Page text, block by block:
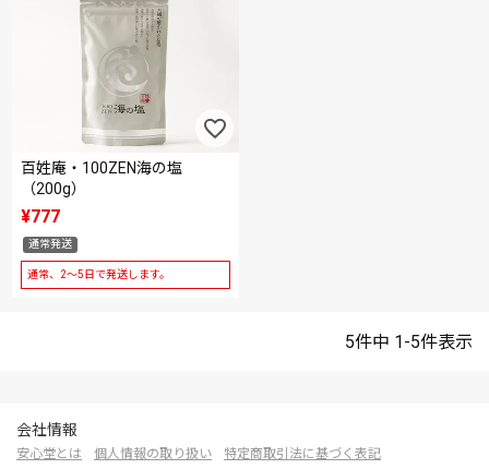
百姓庵・100ZEN海の塩
（200g）
¥777
通常発送
通常、2～5日で発送します。
5件中 1-5件表示
会社情報
安心堂とは 個人情報の取り扱い
特定商取引法に基づく表記